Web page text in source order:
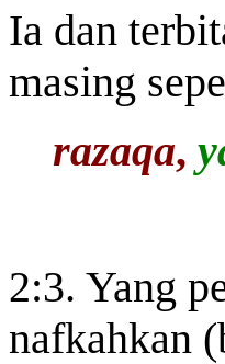
Ia dan
masing
razaqa,
2:3. Yang
nafkahkan